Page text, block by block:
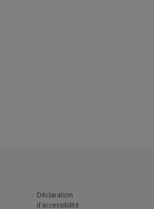
Déclaration
d'accessibilité